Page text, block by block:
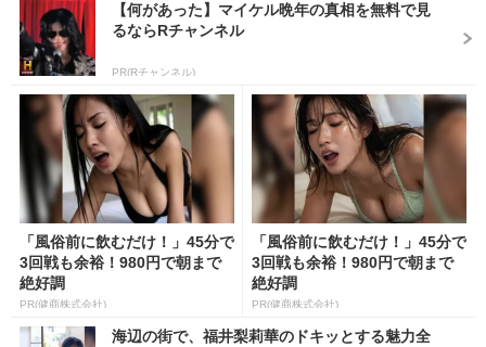
【何があった】マイケル晩年の真相を無料で見
るならRチャンネル
PR(Rチャンネル)
「風俗前に飲むだけ！」45分で
3回戦も余裕！980円で朝まで
絶好調
PR(健商株式会社)
「風俗前に飲むだけ！」45分で
3回戦も余裕！980円で朝まで
絶好調
PR(健商株式会社)
海辺の街で、福井梨莉華のドキッとする魅力全